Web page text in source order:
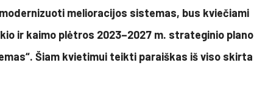
melioracijos sistemas, bus kviečiami
ir kaimo plėtros 2023–2027 m. strateginio plano
Šiam kvietimui teikti paraiškas iš viso skirta